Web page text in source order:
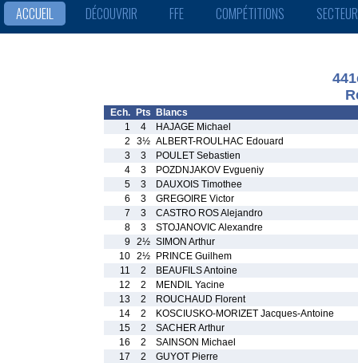
ACCUEIL DÉCOUVRIR FFE COMPÉTITIONS
Ech. Pts
Blancs
1
4
HAJAGE Michael
2
3½ ALBERT-ROULHAC Edouard
3
3
POULET Sebastien
4
3
POZDNJAKOV Evgueniy
5
3
DAUXOIS Timothee
6
3
GREGOIRE Victor
7
3
CASTRO ROS Alejandro
8
3
STOJANOVIC Alexandre
9
2½ SIMON Arthur
10 2½
PRINCE Guilhem
11
2
BEAUFILS Antoine
12
2
MENDIL Yacine
13
2
ROUCHAUD Florent
14
2
KOSCIUSKO-MORIZET Jacques-Antoine
15
2
SACHER Arthur
16
2
SAINSON Michael
17
2
GUYOT Pierre